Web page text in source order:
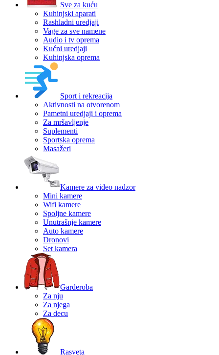
Sve za kuću
Kuhinjski aparati
Rashladni uredjaji
Vage za sve namene
Audio i tv oprema
Kućni uredjaji
Kuhinjska oprema
Sport i rekreacija
Aktivnosti na otvorenom
Pametni uredjaji i oprema
Za mršavljenje
Suplementi
Sportska oprema
Masažeri
Kamere za video nadzor
Mini kamere
Wifi kamere
Spoljne kamere
Unutrašnje kamere
Auto kamere
Dronovi
Set kamera
Garderoba
Za nju
Za njega
Za decu
Rasveta